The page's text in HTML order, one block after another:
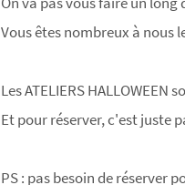
Vous êtes nombreux à nous
Les ATELIERS
Et pour réserver, c'est juste
PS : pas besoin de réserver